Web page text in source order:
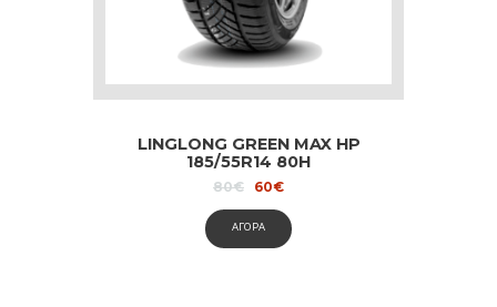
LINGLONG GREEN MAX HP
185/55R14 80H
80€
Original
was:
80€.
60€Current
is:
60€.
ΑΓΟΡΑ